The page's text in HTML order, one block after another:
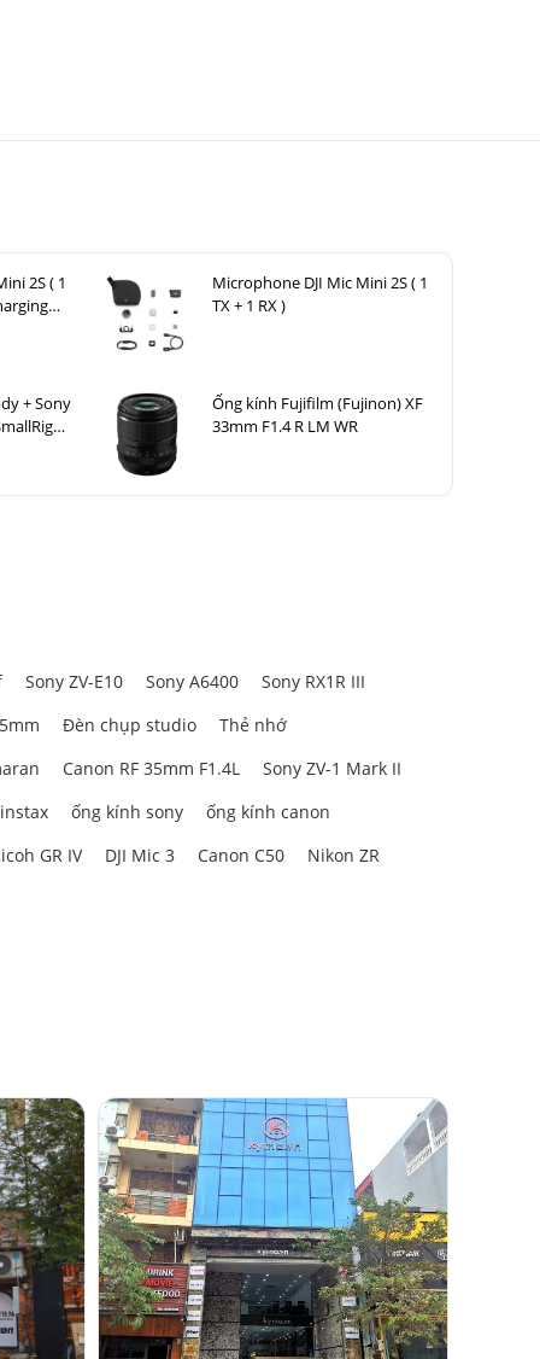
chính
với nhiều
trong
giảm
2S ( 1
Microphone DJI Mic Mini 2S ( 1
TX + 1 RX )
+ Sony
Ống kính Fujifilm (Fujinon) XF
33mm F1.4 R LM WR
Sony ZV-E10 Sony A6400
Sony RX1R III
Đèn chụp studio
Thẻ nhớ
Canon RF 35mm F1.4L
Sony ZV-1 Mark II
ống kính sony
ống kính canon
GR IV DJI Mic 3 Canon C50
Nikon ZR